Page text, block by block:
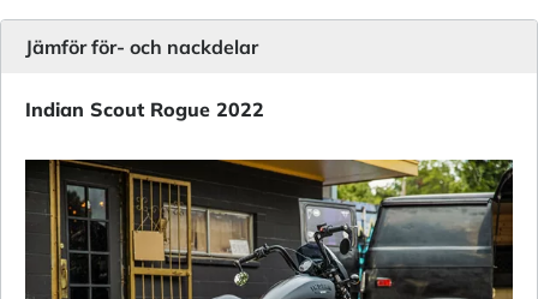
Jämför för- och nackdelar
Indian Scout Rogue 2022